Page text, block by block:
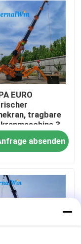
EURO
tragbare
3
Crawler 2t 3t
Spinnekran
absenden